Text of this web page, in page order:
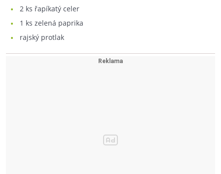
2 ks řapíkatý celer
1 ks zelená paprika
rajský protlak